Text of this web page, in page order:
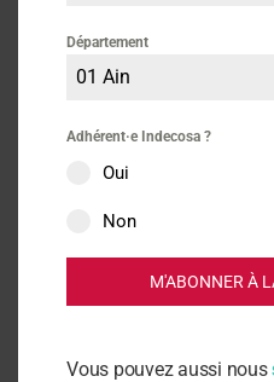
LOGEMENT –
Département
01 Ain
Adhérent·e Indecosa ?
Oui
Non
M'ABONNER À
Vous pouvez aussi nous